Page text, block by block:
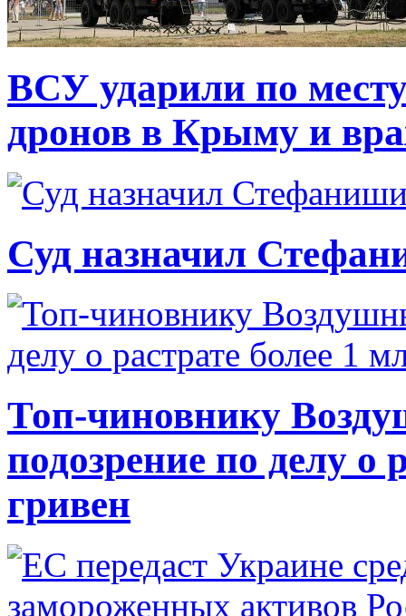
ВСУ ударили по
дронов в Крыму и
Суд назначил
Топ-чиновнику
подозрение по делу о
гривен